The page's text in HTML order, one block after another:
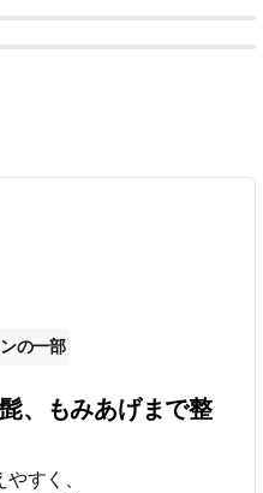
の一部
、もみあげまで整
すく、